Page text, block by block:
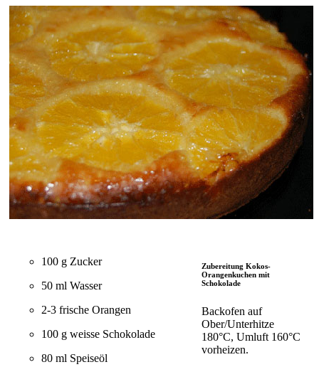
100 g Zucker
50 ml Wasser
2-3 frische Orangen
100 g weisse Schokolade
80 ml Speiseöl
Zubereitung Kokos-
Orangenkuchen mit
Schokolade
Backofen auf
Ober/Unterhitze
180°C, Umluft 160°C
vorheizen.